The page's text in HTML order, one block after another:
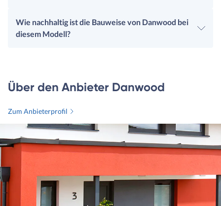
Wie nachhaltig ist die Bauweise von Danwood bei
diesem Modell?
Über den Anbieter Danwood
Zum Anbieterprofil